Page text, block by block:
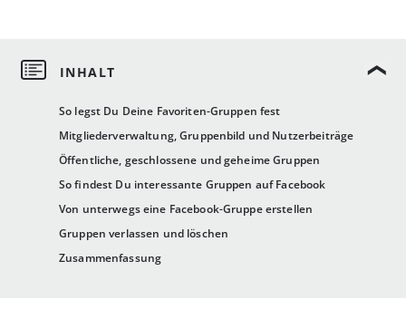
So legst Du Deine Favoriten-Gruppen fest
Mitgliederverwaltung, Gruppenbild und Nutzerbeiträge
Öffentliche, geschlossene und geheime Gruppen
So findest Du interessante Gruppen auf Facebook
Von unterwegs eine Facebook-Gruppe erstellen
Gruppen verlassen und löschen
Zusammenfassung